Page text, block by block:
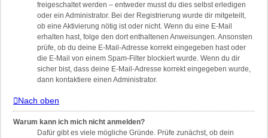
freigeschaltet werden – entweder musst du dies selbst erledigen
oder ein Administrator. Bei der Registrierung wurde dir mitgeteilt,
ob eine Aktivierung nötig ist oder nicht. Wenn du eine E-Mail
erhalten hast, folge den dort enthaltenen Anweisungen. Ansonsten
prüfe, ob du deine E-Mail-Adresse korrekt eingegeben hast oder
die E-Mail von einem Spam-Filter blockiert wurde. Wenn du dir
sicher bist, dass deine E-Mail-Adresse korrekt eingegeben wurde,
dann kontaktiere einen Administrator.
Nach oben
Warum kann ich mich nicht anmelden?
Dafür gibt es viele mögliche Gründe. Prüfe zunächst, ob dein